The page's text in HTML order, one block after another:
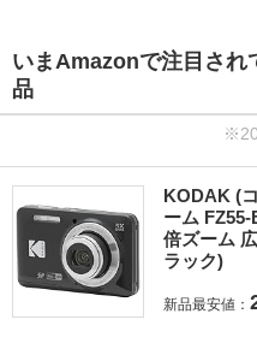
いまAmazonで注目され
品
KODAK (
ーム
倍ズーム
ラック)
新品最安値：